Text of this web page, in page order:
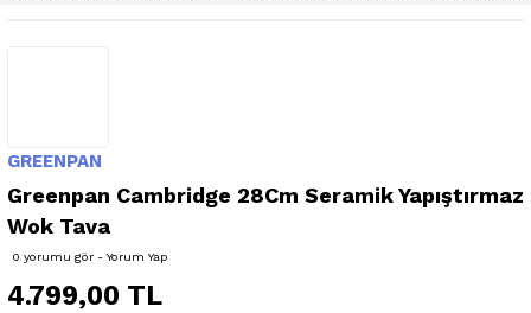
GREENPAN
Greenpan Cambridge 28Cm Seramik Yapıştırmaz
Wok Tava
0 yorumu gör - Yorum Yap
4.799,00 TL